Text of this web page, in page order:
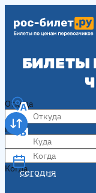
БИЛЕТЫ
Откуда
Куда
Когда
сегодня
Когда